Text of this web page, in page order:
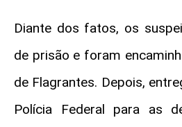
Diante dos fatos, os
de prisão e foram
de Flagrantes. Depois,
Polícia Federal para as